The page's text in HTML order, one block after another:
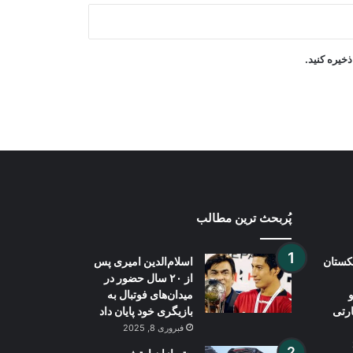
منطقه‌ای تأکید کرد
کنید.
پُربحث ترین مطالب
اسلام‌الدین امیری پس
از ۲۰ سال حضور در
میدان‌های فوتبال به
بازیگری خود پایان داد
فبروری 8, 2025